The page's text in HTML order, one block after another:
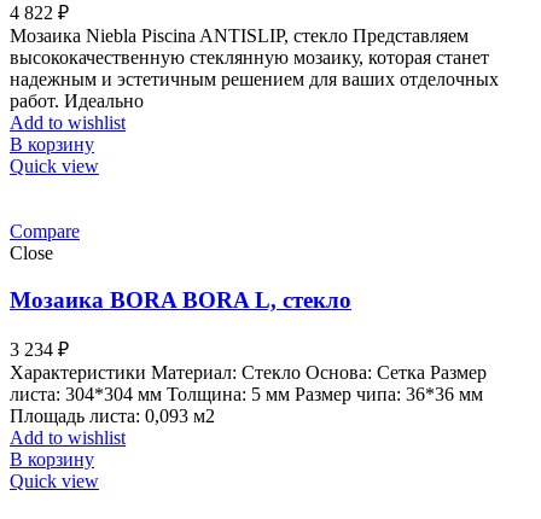
4 822 ₽
Мозаика Niebla Piscina ANTISLIP, стекло Представляем
высококачественную стеклянную мозаику, которая станет
надежным и эстетичным решением для ваших отделочных
работ. Идеально
Add to wishlist
В корзину
Quick view
Compare
Close
Мозаика BORA BORA L, стекло
3 234 ₽
Характеристики Материал: Стекло Основа: Сетка Размер
листа: 304*304 мм Толщина: 5 мм Размер чипа: 36*36 мм
Площадь листа: 0,093 м2
Add to wishlist
В корзину
Quick view